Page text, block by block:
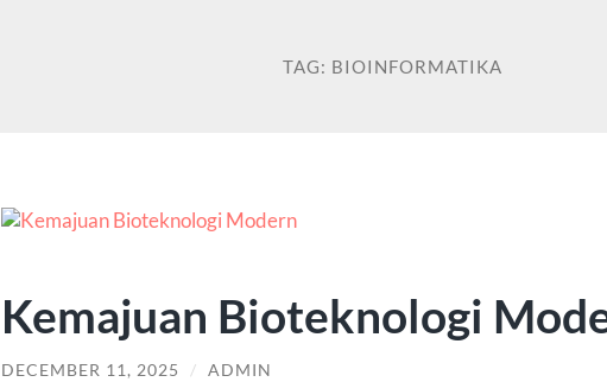
TAG: BIOINFORMATIKA
Kemajuan Bioteknologi
DECEMBER 11, 2025 / ADMIN